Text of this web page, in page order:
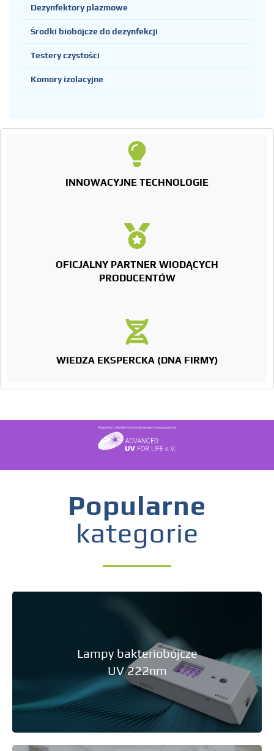
Dezynfektory plazmowe
Środki biobójcze do dezynfekcji
Testery czystości
Komory izolacyjne
INNOWACYJNE TECHNOLOGIE
OFICJALNY PARTNER WIODĄCYCH
PRODUCENTÓW
WIEDZA EKSPERCKA (DNA FIRMY)
Popularne
kategorie
Lampy bakteriobójcze
UV 222nm